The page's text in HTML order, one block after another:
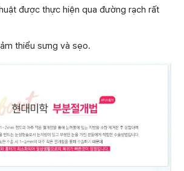
được thực hiện qua đường rạch rất
thiểu sưng và sẹo.